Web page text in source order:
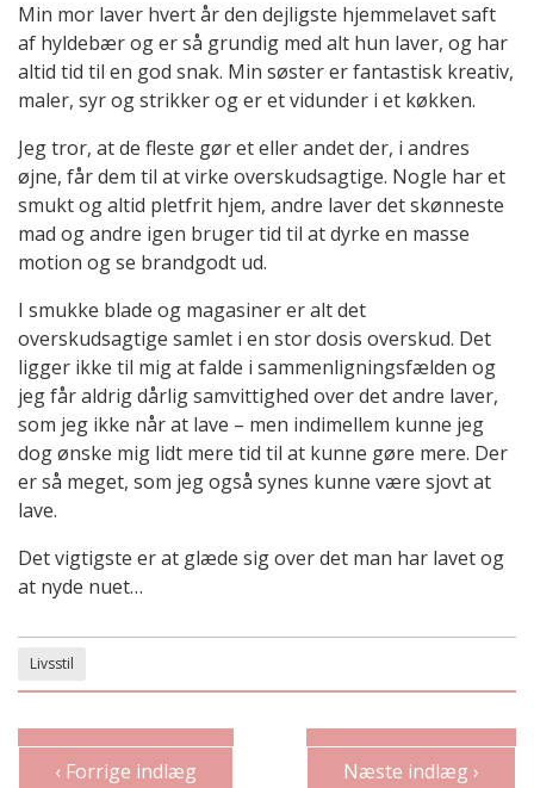
Min mor laver hvert år den dejligste hjemmelavet saft
af hyldebær og er så grundig med alt hun laver, og har
altid tid til en god snak. Min søster er fantastisk kreativ,
maler, syr og strikker og er et vidunder i et køkken.
Jeg tror, at de fleste gør et eller andet der, i andres
øjne, får dem til at virke overskudsagtige. Nogle har et
smukt og altid pletfrit hjem, andre laver det skønneste
mad og andre igen bruger tid til at dyrke en masse
motion og se brandgodt ud.
I smukke blade og magasiner er alt det
overskudsagtige samlet i en stor dosis overskud. Det
ligger ikke til mig at falde i sammenligningsfælden og
jeg får aldrig dårlig samvittighed over det andre laver,
som jeg ikke når at lave – men indimellem kunne jeg
dog ønske mig lidt mere tid til at kunne gøre mere. Der
er så meget, som jeg også synes kunne være sjovt at
lave.
Det vigtigste er at glæde sig over det man har lavet og
at nyde nuet…
Livsstil
‹ Forrige indlæg Næste indlæg ›